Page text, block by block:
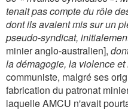
tenait pas compte du rôle
dont ils avaient mis sur un
pseudo-syndicat,
minier anglo-australien],
la démagogie, la violence
communiste, malgré ses
fabrication du patronat
laquelle AMCU n'avait